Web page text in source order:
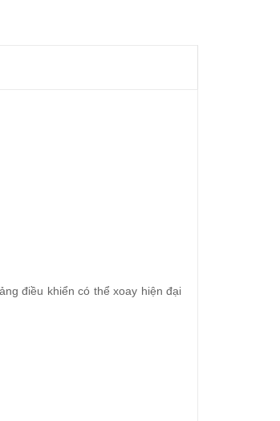
điều khiển có thể xoay hiện đại